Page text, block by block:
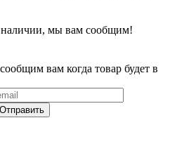
наличии, мы вам сообщим!
вам когда товар будет в